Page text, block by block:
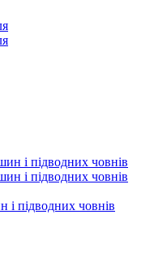
і підводних човні